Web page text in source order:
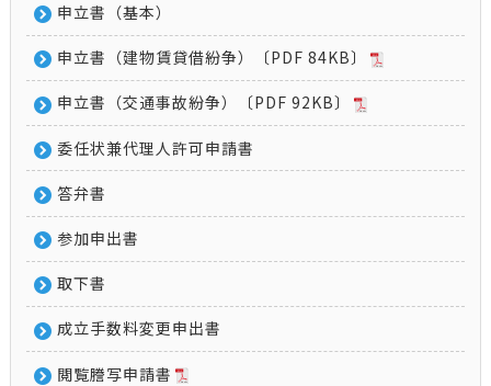
申立書（基本）
申立書（建物賃貸借紛争）〔PDF 84KB〕
申立書（交通事故紛争）〔PDF 92KB〕
委任状兼代理人許可申請書
答弁書
参加申出書
取下書
成立手数料変更申出書
閲覧謄写申請書